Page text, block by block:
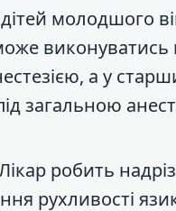
молодшого
виконуватись
а у
загальною
робить
рухливості